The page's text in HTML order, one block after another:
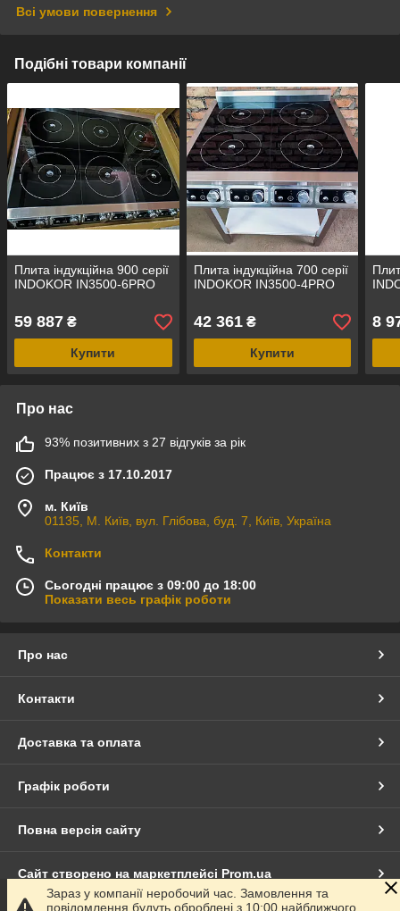
Всі умови повернення
Подібні товари компанії
Плита індукційна 900 серії
INDOKOR IN3500-6PRO
59 887 ₴
Купити
Плита індукційна 700 серії
INDOKOR IN3500-4PRO
42 361₴
Купити
8
Про нас
93% позитивних з 27 відгуків за рік
Працює з 17.10.2017
м. Київ
01135, М. Київ, вул. Глібова, буд. 7, Київ, Україна
Контакти
Сьогодні працює з 09:00 до 18:00
Показати весь графік роботи
Про нас
Контакти
Доставка та оплата
Графік роботи
Повна версія сайту
Сайт створено на маркетплейсі Prom.ua
Зараз у компанії неробочий час. Замовлення та
повідомлення будуть оброблені з 10:00 найближчого